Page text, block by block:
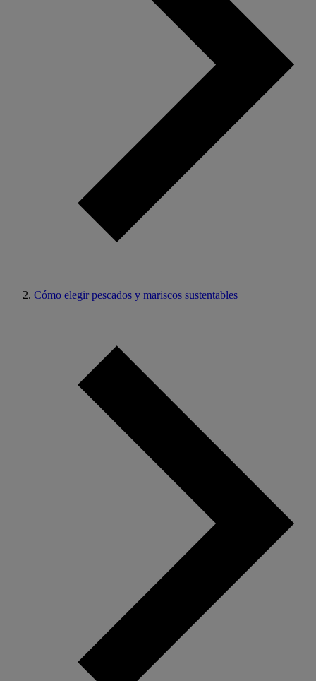
Cómo elegir pescados y mariscos sustentables